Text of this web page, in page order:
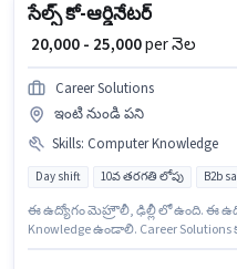
సేల్స్ కో-ఆర్డినేటర్
₹ 20,000 - 25,000per నెల
Career Solutions
ఇంటి నుండి పని
Skills: Computer Knowledge
Day shift 10వ తరగతి లోపు B2b
ఈ ఉద్యోగం మెహ్రౌలీ, ఢిల్లీ లో ఉంది. ఈ
Knowledge ఉండాలి. Career